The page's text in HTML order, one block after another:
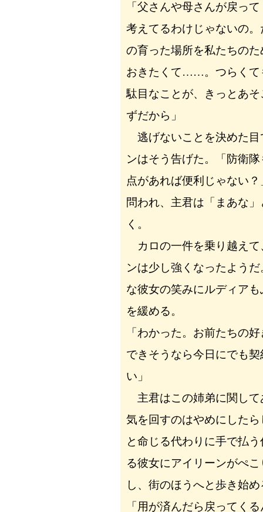
「父さんや母さんが戻っ
考えてるわけじゃないの
の育った場所を私たちの
おきたくて……。つらくて
駄目なことが、きっとあ
ずだから」
逃げないことを決めた目
ンはそう告げた。「防衛
点があれば便利じゃない
問われ、主君は「まあな
く。
カロの一件を乗り越えて
ンは少し強くなったよう
な彼女の笑みにルディア
を緩める。
「わかった。お前たちの
できそうなら今日にでも
い」
主君はこの姉弟に関して
気を回すのはやめにした
と命じる代わりに手で払
る彼女にアイリーンがぺ
し、街のほうへと歩き始め
「用が済んだら戻ってく